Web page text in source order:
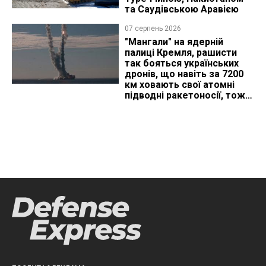
та Саудівською Аравією
07 серпень 2026
"Мангали" на ядерній
палиці Кремля, рашисти
так бояться українських
дронів, що навіть за 7200
км ховають свої атомні
підводні ракетоносії, тож